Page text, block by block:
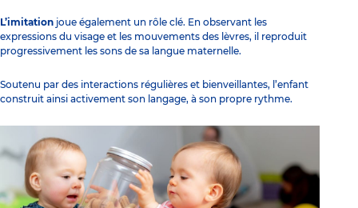
L’imitation joue également un rôle clé. En observant les
expressions du visage et les mouvements des lèvres, il reproduit
progressivement les sons de sa langue maternelle.
Soutenu par des interactions régulières et bienveillantes, l’enfant
construit ainsi activement son langage, à son propre rythme.